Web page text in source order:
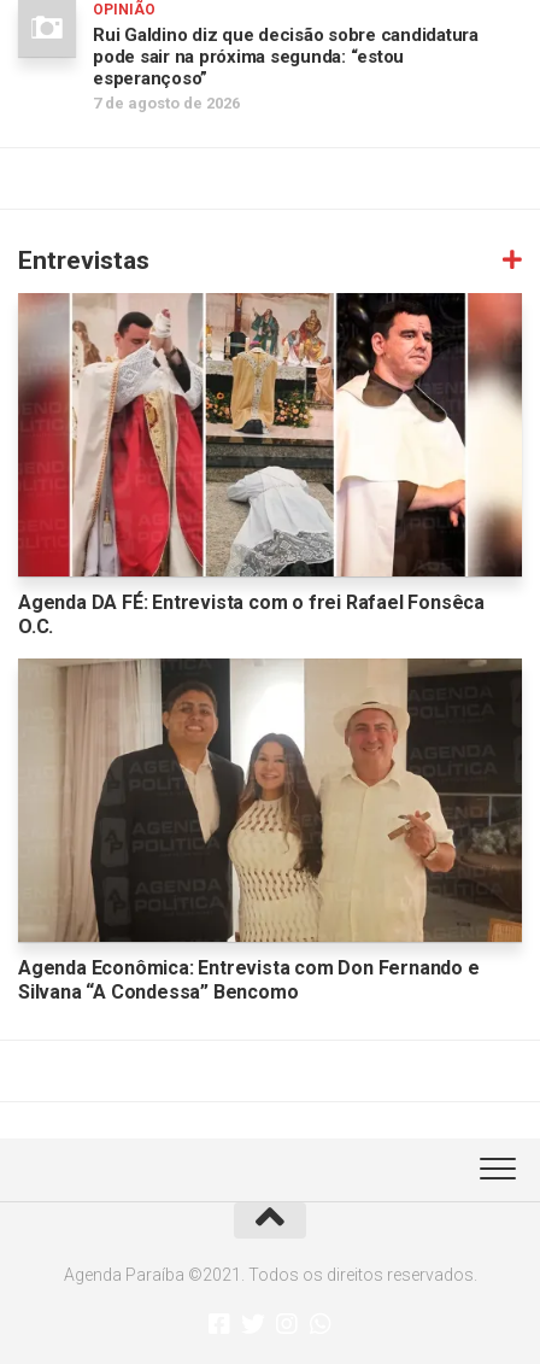
OPINIÃO
Rui Galdino diz que decisão sobre candidatura
pode sair na próxima segunda: “estou
esperançoso”
7 de agosto de 2026
Entrevistas
Agenda DA FÉ: Entrevista com o frei Rafael Fonsêca
O.C.
Agenda Econômica: Entrevista com Don Fernando e
Silvana “A Condessa” Bencomo
Agenda Paraíba ©2021. Todos os direitos reservados.